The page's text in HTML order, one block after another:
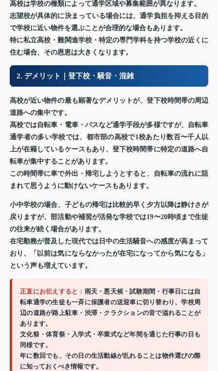
高校は学校の種類によって通学区域や募集範囲が異なります。
志望校が具体的に決まっている場合には、通学負担を抑える目的
で学校に近い物件を選ぶことが合理的な場合もあります。
特に私立高校・難関進学校・特定の専門学科を持つ学校の近くに
住む場合、その恩恵は大きくなります。
2. デメリット｜登下校・騒音・混雑
高校が近い物件の最も顕著なデメリットが、登下校時間帯の周辺
道路への集中です。
高校では自転車・電車・バスなど通学手段が多様ですが、自転車
通学者の多い学校では、都市部の高校で1校あたり数百〜千人以
上が在籍しているケースもあり、登下校時間帯に特定の道路へ自
転車が集中することがあります。
この時間帯に車で外出・帰宅しようとすると、自転車の流れに阻
まれて思うように動けないケースもあります。
小中学校の場合、子どもの帰宅は比較的早く夕方以降は静けさが
戻りますが、部活動や補習が活発な学校では19〜20時頃まで生徒
の往来が続く場合があります。
在宅勤務が普及した現代では日中の生活騒音への感度が高まって
おり、「以前は気にならなかったが在宅になってから気になる」
という声も増えています。
正直にお伝えすると： 雨天・悪天候・試験期間・行事日には自
転車通学の生徒も一斉に保護者の送迎車に切り替わり、学校周
辺の道路が路上駐車・渋滞・クラクションの音で溢れることが
あります。
文化祭・体育祭・入学式・卒業式など年間を通じた行事の日も
同様です。
年に数回でも、その日の生活動線が乱れることは物件選びの際
に知っておくべき情報です。